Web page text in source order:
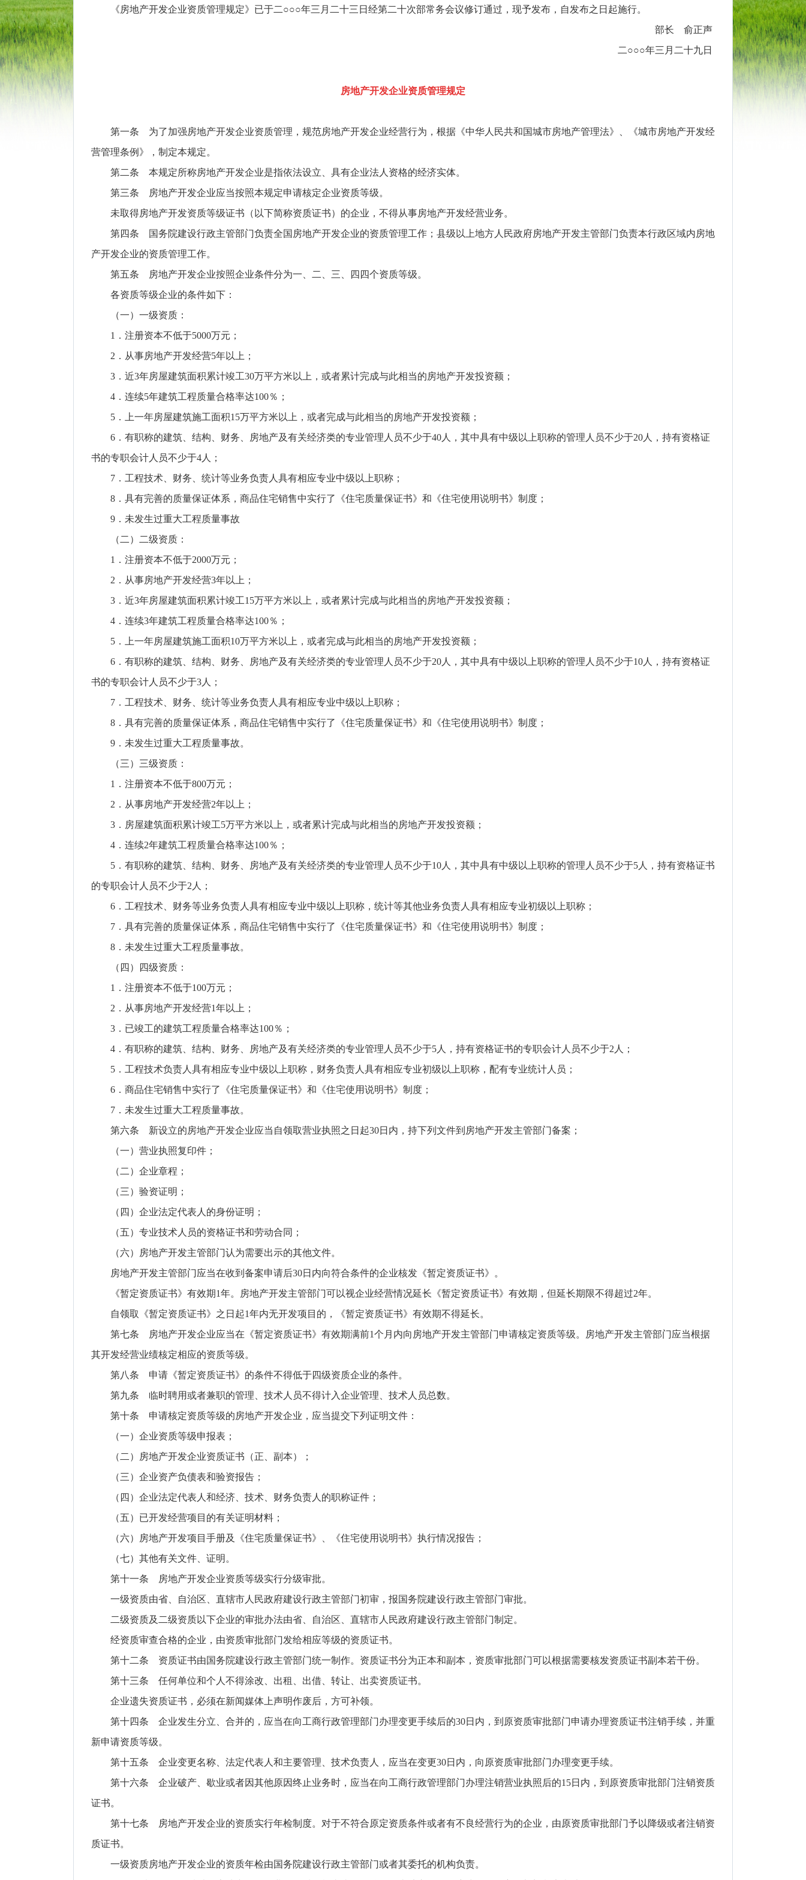
《房地产开发企业资质管理规定》已于二○○○年三月二十三日经第二十次部常务会议修订通过，现予发布，自发布之日起施行。
部长 俞正声
二○○○年三月二十九日
房地产开发企业资质管理规定
第一条 为了加强房地产开发企业资质管理，规范房地产开发企业经营行为，根据《中华人民共和国城市房地产管理法》、《城市房地产开发经
营管理条例》，制定本规定。
第二条 本规定所称房地产开发企业是指依法设立、具有企业法人资格的经济实体。
第三条 房地产开发企业应当按照本规定申请核定企业资质等级。
未取得房地产开发资质等级证书（以下简称资质证书）的企业，不得从事房地产开发经营业务。
第四条 国务院建设行政主管部门负责全国房地产开发企业的资质管理工作；县级以上地方人民政府房地产开发主管部门负责本行政区域内房地
产开发企业的资质管理工作。
第五条 房地产开发企业按照企业条件分为一、二、三、四四个资质等级。
各资质等级企业的条件如下：
（一）一级资质：
1．注册资本不低于5000万元；
2．从事房地产开发经营5年以上；
3．近3年房屋建筑面积累计竣工30万平方米以上，或者累计完成与此相当的房地产开发投资额；
4．连续5年建筑工程质量合格率达100％；
5．上一年房屋建筑施工面积15万平方米以上，或者完成与此相当的房地产开发投资额；
6．有职称的建筑、结构、财务、房地产及有关经济类的专业管理人员不少于40人，其中具有中级以上职称的管理人员不少于20人，持有资格证
书的专职会计人员不少于4人；
7．工程技术、财务、统计等业务负责人具有相应专业中级以上职称；
8．具有完善的质量保证体系，商品住宅销售中实行了《住宅质量保证书》和《住宅使用说明书》制度；
9．未发生过重大工程质量事故
（二）二级资质：
1．注册资本不低于2000万元；
2．从事房地产开发经营3年以上；
3．近3年房屋建筑面积累计竣工15万平方米以上，或者累计完成与此相当的房地产开发投资额；
4．连续3年建筑工程质量合格率达100％；
5．上一年房屋建筑施工面积10万平方米以上，或者完成与此相当的房地产开发投资额；
6．有职称的建筑、结构、财务、房地产及有关经济类的专业管理人员不少于20人，其中具有中级以上职称的管理人员不少于10人，持有资格证
书的专职会计人员不少于3人；
7．工程技术、财务、统计等业务负责人具有相应专业中级以上职称；
8．具有完善的质量保证体系，商品住宅销售中实行了《住宅质量保证书》和《住宅使用说明书》制度；
9．未发生过重大工程质量事故。
（三）三级资质：
1．注册资本不低于800万元；
2．从事房地产开发经营2年以上；
3．房屋建筑面积累计竣工5万平方米以上，或者累计完成与此相当的房地产开发投资额；
4．连续2年建筑工程质量合格率达100％；
5．有职称的建筑、结构、财务、房地产及有关经济类的专业管理人员不少于10人，其中具有中级以上职称的管理人员不少于5人，持有资格证书
的专职会计人员不少于2人；
6．工程技术、财务等业务负责人具有相应专业中级以上职称，统计等其他业务负责人具有相应专业初级以上职称；
7．具有完善的质量保证体系，商品住宅销售中实行了《住宅质量保证书》和《住宅使用说明书》制度；
8．未发生过重大工程质量事故。
（四）四级资质：
1．注册资本不低于100万元；
2．从事房地产开发经营1年以上；
3．已竣工的建筑工程质量合格率达100％；
4．有职称的建筑、结构、财务、房地产及有关经济类的专业管理人员不少于5人，持有资格证书的专职会计人员不少于2人；
5．工程技术负责人具有相应专业中级以上职称，财务负责人具有相应专业初级以上职称，配有专业统计人员；
6．商品住宅销售中实行了《住宅质量保证书》和《住宅使用说明书》制度；
7．未发生过重大工程质量事故。
第六条 新设立的房地产开发企业应当自领取营业执照之日起30日内，持下列文件到房地产开发主管部门备案；
（一）营业执照复印件；
（二）企业章程；
（三）验资证明；
（四）企业法定代表人的身份证明；
（五）专业技术人员的资格证书和劳动合同；
（六）房地产开发主管部门认为需要出示的其他文件。
房地产开发主管部门应当在收到备案申请后30日内向符合条件的企业核发《暂定资质证书》。
《暂定资质证书》有效期1年。房地产开发主管部门可以视企业经营情况延长《暂定资质证书》有效期，但延长期限不得超过2年。
自领取《暂定资质证书》之日起1年内无开发项目的，《暂定资质证书》有效期不得延长。
第七条 房地产开发企业应当在《暂定资质证书》有效期满前1个月内向房地产开发主管部门申请核定资质等级。房地产开发主管部门应当根据
其开发经营业绩核定相应的资质等级。
第八条 申请《暂定资质证书》的条件不得低于四级资质企业的条件。
第九条 临时聘用或者兼职的管理、技术人员不得计入企业管理、技术人员总数。
第十条 申请核定资质等级的房地产开发企业，应当提交下列证明文件：
（一）企业资质等级申报表；
（二）房地产开发企业资质证书（正、副本）；
（三）企业资产负债表和验资报告；
（四）企业法定代表人和经济、技术、财务负责人的职称证件；
（五）已开发经营项目的有关证明材料；
（六）房地产开发项目手册及《住宅质量保证书》、《住宅使用说明书》执行情况报告；
（七）其他有关文件、证明。
第十一条 房地产开发企业资质等级实行分级审批。
一级资质由省、自治区、直辖市人民政府建设行政主管部门初审，报国务院建设行政主管部门审批。
二级资质及二级资质以下企业的审批办法由省、自治区、直辖市人民政府建设行政主管部门制定。
经资质审查合格的企业，由资质审批部门发给相应等级的资质证书。
第十二条 资质证书由国务院建设行政主管部门统一制作。资质证书分为正本和副本，资质审批部门可以根据需要核发资质证书副本若干份。
第十三条 任何单位和个人不得涂改、出租、出借、转让、出卖资质证书。
企业遗失资质证书，必须在新闻媒体上声明作废后，方可补领。
第十四条 企业发生分立、合并的，应当在向工商行政管理部门办理变更手续后的30日内，到原资质审批部门申请办理资质证书注销手续，并重
新申请资质等级。
第十五条 企业变更名称、法定代表人和主要管理、技术负责人，应当在变更30日内，向原资质审批部门办理变更手续。
第十六条 企业破产、歇业或者因其他原因终止业务时，应当在向工商行政管理部门办理注销营业执照后的15日内，到原资质审批部门注销资质
证书。
第十七条 房地产开发企业的资质实行年检制度。对于不符合原定资质条件或者有不良经营行为的企业，由原资质审批部门予以降级或者注销资
质证书。
一级资质房地产开发企业的资质年检由国务院建设行政主管部门或者其委托的机构负责。